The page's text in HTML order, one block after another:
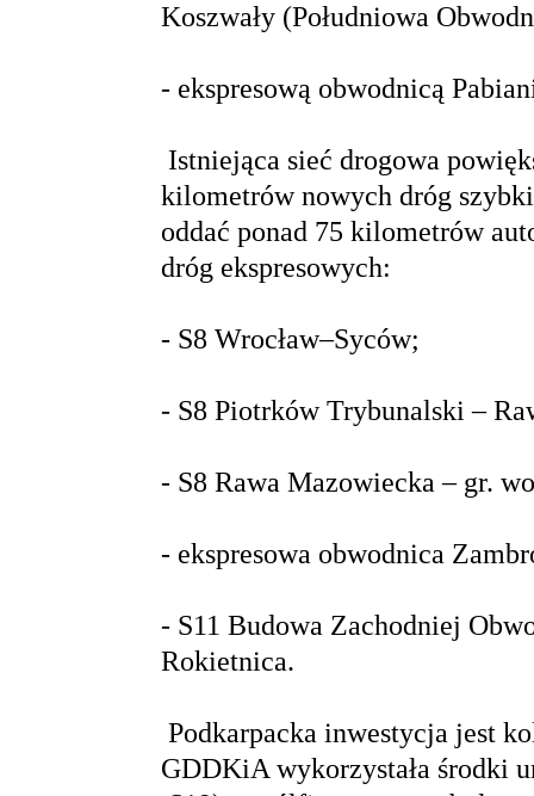
Koszwały (Południowa
- ekspresową obwodnicą
Istniejąca sieć drogowa
kilometrów nowych dróg
oddać ponad 75 kilometrów
dróg ekspresowych:
- S8 Wrocław–Syców;
- S8 Piotrków Trybunalski –
- S8 Rawa Mazowiecka – gr.
- ekspresowa obwodnica
- S11 Budowa Zachodniej
Rokietnica.
Podkarpacka inwestycja jest
GDDKiA wykorzystała środki